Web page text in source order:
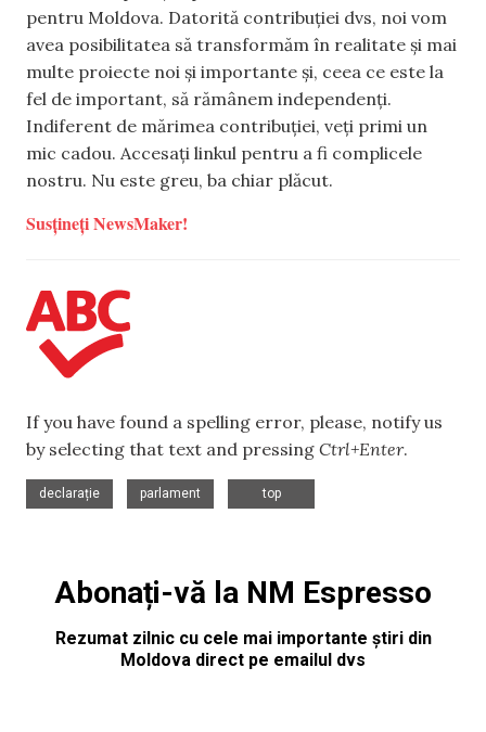
pentru Moldova. Datorită contribuției dvs, noi vom
avea posibilitatea să transformăm în realitate și mai
multe proiecte noi și importante și, ceea ce este la
fel de important, să rămânem independenți.
Indiferent de mărimea contribuției, veți primi un
mic cadou. Accesați linkul pentru a fi complicele
nostru. Nu este greu, ba chiar plăcut.
Susțineți NewsMaker!
If you have found a spelling error, please, notify us
by selecting that text and pressing Ctrl+Enter.
declarație
parlament
top
Abonați-vă la NM Espresso
Rezumat zilnic cu cele mai importante știri din
Moldova direct pe emailul dvs